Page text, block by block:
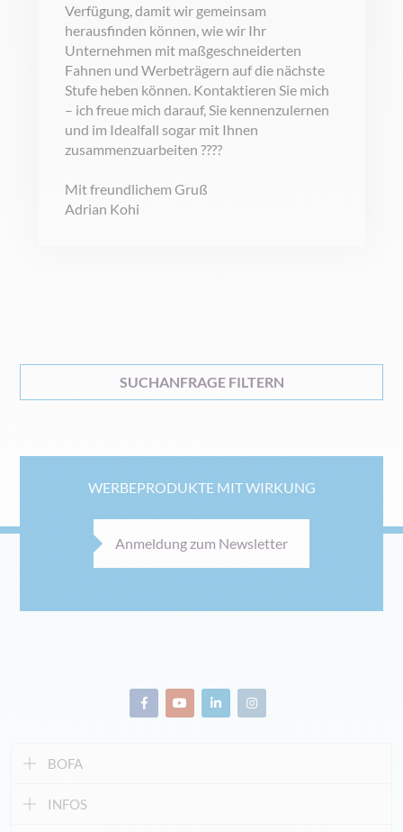
Verfügung, damit wir gemeinsam
herausfinden können, wie wir Ihr
Unternehmen mit maßgeschneiderten
Fahnen und Werbeträgern auf die nächste
Stufe heben können. Kontaktieren Sie mich
– ich freue mich darauf, Sie kennenzulernen
und im Idealfall sogar mit Ihnen
zusammenzuarbeiten ????
Mit freundlichem Gruß
Adrian Kohi
SUCHANFRAGE FILTERN
WERBEPRODUKTE MIT WIRKUNG
Anmeldung zum Newsletter
BOFA
INFOS